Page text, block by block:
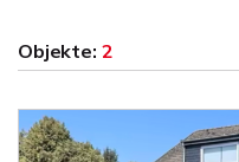
Objekte: 2